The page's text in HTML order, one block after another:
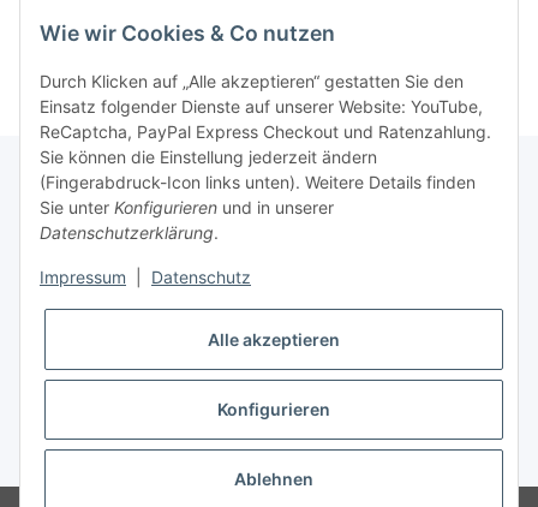
Rechtliche Hinweise
Produktinformationen
* Alle Preise zzgl. gesetzlicher USt., zzgl.Versand
Wie wir Cookies & Co nutzen
Durch Klicken auf „Alle akzeptieren“ gestatten Sie den
Einsatz folgender Dienste auf unserer Website: YouTube,
ReCaptcha, PayPal Express Checkout und Ratenzahlung.
Sie können die Einstellung jederzeit ändern
(Fingerabdruck-Icon links unten). Weitere Details finden
Sie unter Konfigurieren und in unserer
Datenschutzerklärung.
Impressum Datenschutz
Alle akzeptieren
Konfigurieren
Ablehnen